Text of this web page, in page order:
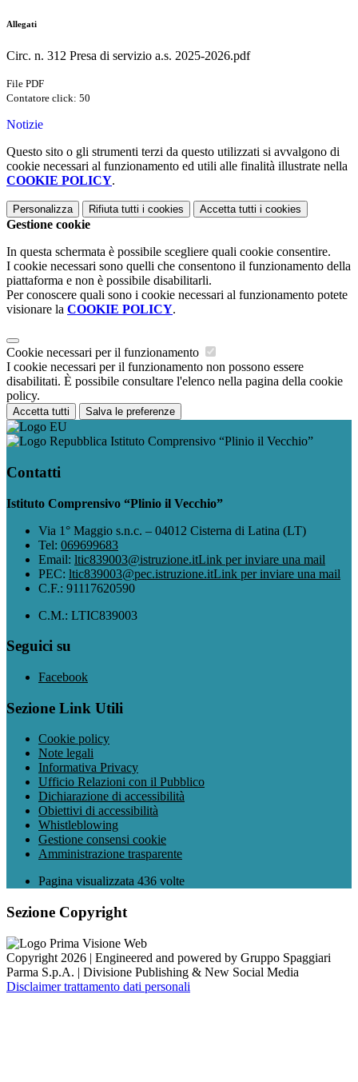
Allegati
Circ. n. 312 Presa di servizio a.s. 2025-2026.pdf
File PDF
Contatore click: 50
Notizie
Questo sito o gli strumenti terzi da questo utilizzati si avvalgono di
cookie necessari al funzionamento ed utili alle finalità illustrate nella
COOKIE POLICY.
Personalizza Rifiuta tutti i cookies Accetta tutti i cookies
Gestione cookie
In questa schermata è possibile scegliere quali cookie consentire.
I cookie necessari sono quelli che consentono il funzionamento della
piattaforma e non è possibile disabilitarli.
Per conoscere quali sono i cookie necessari al funzionamento potete
visionare la COOKIE POLICY.
Cookie necessari per il funzionamento
I cookie necessari per il funzionamento non possono essere
disabilitati. È possibile consultare l'elenco nella pagina della cookie
policy.
Accetta tutti Salva le preferenze
Istituto Comprensivo “Plinio il Vecchio”
Contatti
Istituto Comprensivo “Plinio il Vecchio”
Via 1° Maggio s.n.c. – 04012 Cisterna di Latina (LT)
Tel: 069699683
Email: ltic839003@istruzione.itLink per inviare una mail
PEC: ltic839003@pec.istruzione.itLink per inviare una mail
C.F.: 91117620590
C.M.: LTIC839003
Seguici su
Facebook
Sezione Link Utili
Cookie policy
Note legali
Informativa Privacy
Ufficio Relazioni con il Pubblico
Dichiarazione di accessibilità
Obiettivi di accessibilità
Whistleblowing
Gestione consensi cookie
Amministrazione trasparente
Pagina visualizzata 436 volte
Sezione Copyright
Copyright 2026 | Engineered and powered by Gruppo Spaggiari
Parma S.p.A. | Divisione Publishing & New Social Media
Disclaimer trattamento dati personali